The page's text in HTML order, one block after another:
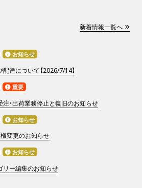
新着情報一覧へ
お知らせ
達について【2026/7/14】
重要
注・出荷業務停止と復旧のお知らせ
お知らせ
様変更のお知らせ
お知らせ
リー編集のお知らせ